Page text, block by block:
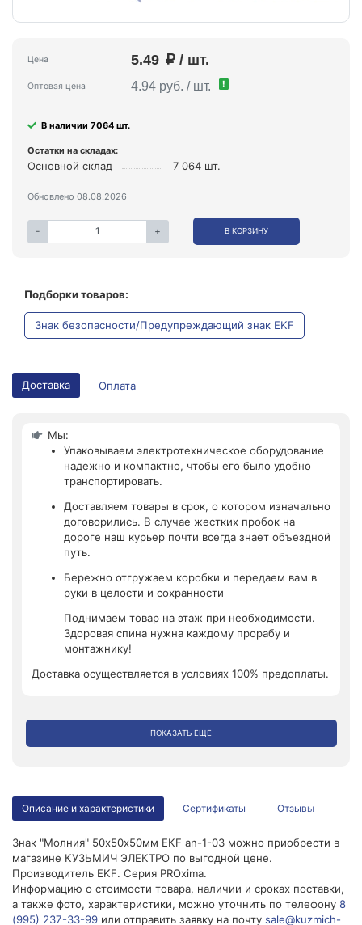
Цена 5.49 / шт.
Оптовая цена 4.94 руб. / шт. !
В наличии 7064 шт.
Остатки на складах:
Основной склад 7 064 шт.
Обновлено 08.08.2026
- + В КОРЗИНУ
Подборки товаров:
Знак безопасности/Предупреждающий знак EKF
Доставка Оплата
Мы:
Упаковываем электротехническое оборудование
надежно и компактно, чтобы его было удобно
транспортировать.
Доставляем товары в срок, о котором изначально
договорились. В случае жестких пробок на
дороге наш курьер почти всегда знает объездной
путь.
Бережно отгружаем коробки и передаем вам в
руки в целости и сохранности
Поднимаем товар на этаж при необходимости.
Здоровая спина нужна каждому прорабу и
монтажнику!
Доставка осуществляется в условиях 100% предоплаты.
ПОКАЗАТЬ ЕЩЕ
Описание и характеристики Сертификаты Отзывы
Знак "Молния" 50х50х50мм EKF an-1-03 можно приобрести в
магазине КУЗЬМИЧ ЭЛЕКТРО по выгодной цене.
Производитель EKF. Серия PROxima.
Информацию о стоимости товара, наличии и сроках поставки,
а также фото, характеристики, можно уточнить по телефону 8
(995) 237-33-99 или отправить заявку на почту sale@kuzmich-